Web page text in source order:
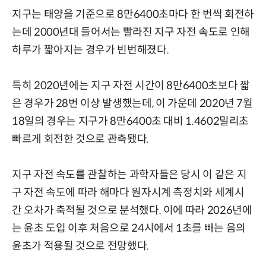
지구는 태양을 기준으로 8만6400초마다 한 번씩 회전하
는데 2000년대 들어서는 빨라진 지구 자전 속도로 인해
하루가 짧아지는 경우가 빈번해졌다.
특히 2020년에는 지구 자전 시간이 8만6400초보다 짧
은 경우가 28번 이상 발생했는데, 이 가운데 2020년 7월
18일의 경우는 지구가 8만6400초 대비 1.4602밀리초
빠르게 회전한 것으로 관측됐다.
지구 자전 속도를 관찰하는 과학자들은 당시 이 같은 지
구 자전 속도에 따라 해마다 원자시계 측정치와 세계시
간 오차가 축적될 것으로 분석했다. 이에 따라 2026년에
는 윤초 도입 이후 처음으로 24시에서 1초를 빼는 음의
윤초가 적용될 것으로 전망했다.